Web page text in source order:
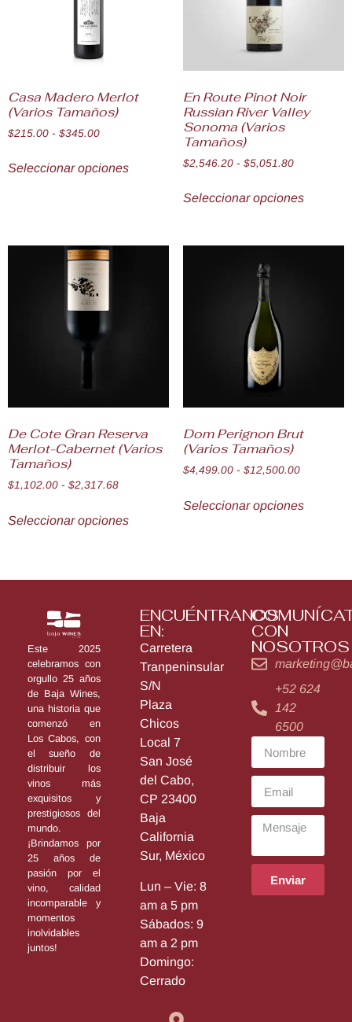
Casa Madero Merlot
(Varios Tamaños)
$215.00 - $345.00
Seleccionar opciones
En Route Pinot Noir
Russian River Valley
Sonoma (Varios
Tamaños)
$2,546.20 - $5,051.80
Seleccionar opciones
De Cote Gran Reserva
Merlot-Cabernet (Varios
Tamaños)
$1,102.00 - $2,317.68
Seleccionar opciones
Dom Perignon Brut
(Varios Tamaños)
$4,499.00 - $12,500.00
Seleccionar opciones
Este 2025
celebramos con
orgullo 25 años
de Baja Wines,
una historia que
comenzó en
Los Cabos, con
el sueño de
distribuir los
vinos más
exquisitos y
prestigiosos del
mundo.
¡Brindamos por
25 años de
pasión por el
vino, calidad
incomparable y
momentos
inolvidables
juntos!
ENCUÉNTRANOS
EN:
Carretera
Tranpeninsular
S/N
Plaza
Chicos
Local 7
San José
del Cabo,
CP 23400
Baja
California
Sur, México
Lun – Vie: 8
am a 5 pm
Sábados: 9
am a 2 pm
Domingo:
Cerrado
CON
NOSOTROS
+52 624
142
6500
Enviar